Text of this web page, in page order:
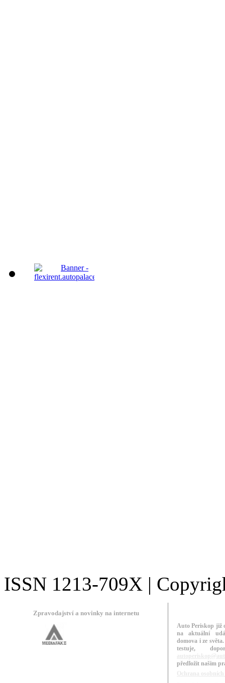
ISSN 1213-709X |
Zpravodajství a novinky na internetu
Auto Periskop již
na aktuální
domova i ze
testuje,
předložit našim